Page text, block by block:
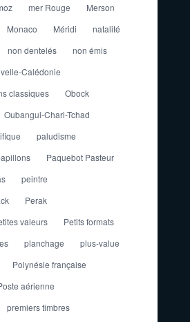
mer Rouge
Merson
Monaco Méridi
natalité
non dentelés
non émis
Calédonie
classiques
Obock
Oubangui-Chari-Tchad
paludisme
Paquebot Pasteur
peintre
Perak
valeurs
Petits formats
planchage
plus-value
Polynésie française
aérienne
premiers timbres